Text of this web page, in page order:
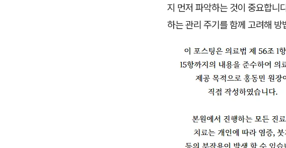
지 먼저 파악하는 것이 중요합니
하는 관리 주기를 함께 고려해